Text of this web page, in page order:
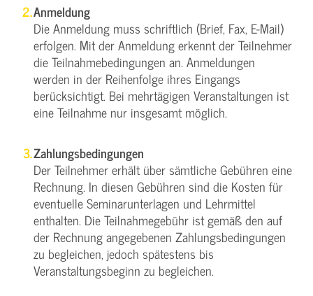
Anmeldung
Die Anmeldung muss schriftlich (Brief, Fax, E-Mail)
erfolgen. Mit der Anmeldung erkennt der Teilnehmer
die Teilnahmebedingungen an. Anmeldungen
werden in der Reihenfolge ihres Eingangs
berücksichtigt. Bei mehrtägigen Veranstaltungen ist
eine Teilnahme nur insgesamt möglich.
Zahlungsbedingungen
Der Teilnehmer erhält über sämtliche Gebühren eine
Rechnung. In diesen Gebühren sind die Kosten für
eventuelle Seminarunterlagen und Lehrmittel
enthalten. Die Teilnahmegebühr ist gemäß den auf
der Rechnung angegebenen Zahlungsbedingungen
zu begleichen, jedoch spätestens bis
Veranstaltungsbeginn zu begleichen.